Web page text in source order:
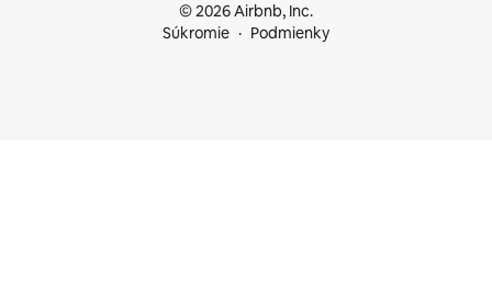
© 2026 Airbnb, Inc.
Súkromie
Podmienky